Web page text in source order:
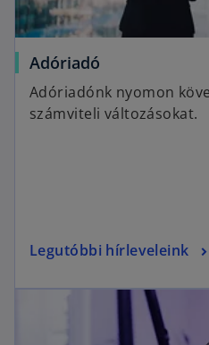
Adóriadó
Adóriadónk nyomon
számviteli változásokat.
Legutóbbi hírleveleink